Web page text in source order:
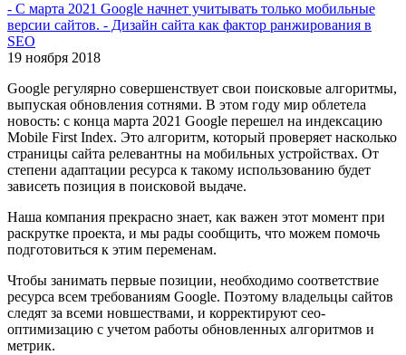
- С марта 2021 Google начнет учитывать только мобильные
версии сайтов. - Дизайн сайта как фактор ранжирования в
SEO
19 ноября 2018
Google регулярно совершенствует свои поисковые алгоритмы,
выпуская обновления сотнями. В этом году мир облетела
новость: с конца марта 2021 Google перешел на индексацию
Mobile First Index. Это алгоритм, который проверяет насколько
страницы сайта релевантны на мобильных устройствах. От
степени адаптации ресурса к такому использованию будет
зависеть позиция в поисковой выдаче.
Наша компания прекрасно знает, как важен этот момент при
раскрутке проекта, и мы рады сообщить, что можем помочь
подготовиться к этим переменам.
Чтобы занимать первые позиции, необходимо соответствие
ресурса всем требованиям Google. Поэтому владельцы сайтов
следят за всеми новшествами, и корректируют сео-
оптимизацию с учетом работы обновленных алгоритмов и
метрик.